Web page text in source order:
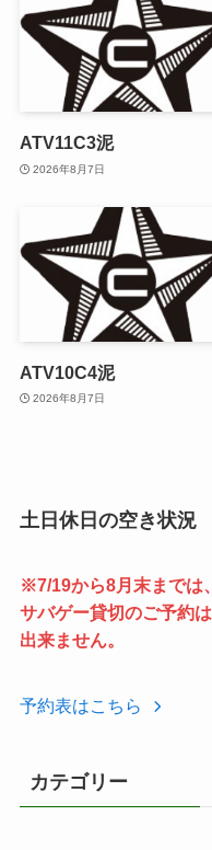
ATV11C3泥
2026年8月7日
ATV10C4泥
2026年8月7日
土日休日の空き状況
※7/19から8月末までは、
サバゲー貸切のご予約は
出来ません。
予約表はこちら
カテゴリー